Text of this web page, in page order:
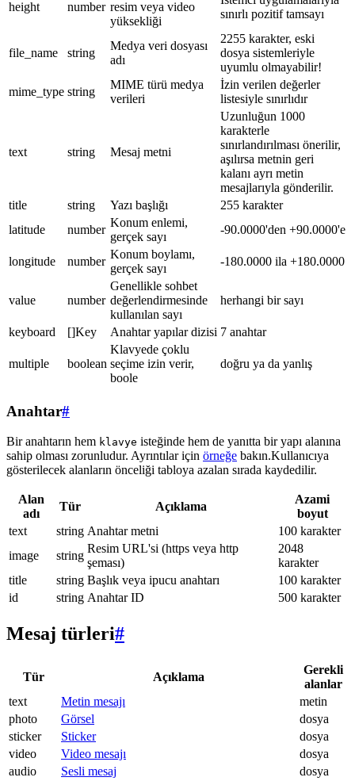
height number resim veya video
yüksekliği
sınırlı pozitif tamsayı
file_name string
Medya veri dosyası
adı
2255 karakter, eski
dosya sistemleriyle
uyumlu olmayabilir!
mime_type string
MIME türü medya
verileri
İzin verilen değerler
listesiyle sınırlıdır
text string Mesaj metni
Uzunluğun 1000
karakterle
sınırlandırılması önerilir,
aşılırsa metnin geri
kalanı ayrı metin
mesajlarıyla gönderilir.
title
string Yazı başlığı
255 karakter
latitude
number
Konum enlemi,
gerçek sayı
-90.0000'den +90.0000'e
longitude number
Konum boylamı,
gerçek sayı
-180.0000 ila +180.0000
value number
Genellikle sohbet
değerlendirmesinde
kullanılan sayı
herhangi bir sayı
keyboard []Key Anahtar yapılar dizisi 7 anahtar
multiple boolean
Klavyede çoklu
seçime izin verir,
boole
doğru ya da yanlış
Anahtar#
Bir anahtarın hem klavye isteğinde hem de yanıtta bir yapı alanına
sahip olması zorunludur. Ayrıntılar için örneğe bakın.Kullanıcıya
gösterilecek alanların önceliği tabloya azalan sırada kaydedilir.
Alan
adı
Tür Açıklama
Azami
boyut
text
string Anahtar metni
100 karakter
image
string
Resim URL'si (https veya http
şeması)
2048
karakter
title
string Başlık veya ipucu anahtarı
100 karakter
id
string Anahtar ID 500 karakter
Mesaj türleri#
Tür Açıklama
Gerekli
alanlar
text
Metin mesajı
metin
photo
Görsel
dosya
sticker
Sticker
dosya
video
Video mesajı
dosya
audio
Sesli mesaj dosya